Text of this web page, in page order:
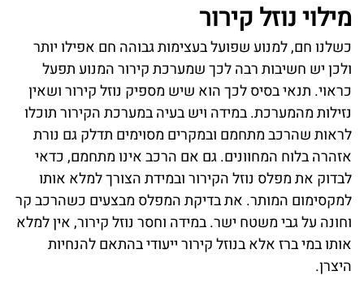
מילוי נוזל קירור
כשלנו חם, למנוע שפועל בעצימות גבוהה חם אפילו יותר
ולכן יש חשיבות רבה לכך שמערכת קירור המנוע תפעל
כראוי. תנאי בסיס לכך הוא שיש מספיק נוזל קירור ושאין
נזילות מהמערכת. במידה ויש בעיה במערכת הקירור תוכלו
לראות שהרכב מתחמם ובמקרים מסוימים תדלק גם נורת
אזהרה בלוח המחוונים. גם אם הרכב אינו מתחמם, כדאי
לבדוק את מפלס נוזל הקירור ובמידת הצורך למלא אותו
למקסימום המותר. את בדיקת המפלס מבצעים כשהרכב קר
וחונה על גבי משטח ישר. במידה וחסר נוזל קירור, אין למלא
אותו במי ברז אלא בנוזל קירור ייעודי בהתאם להנחיות
היצרן.